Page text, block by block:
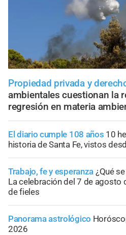
Propiedad privada y
ambientales cuestionan la
regresión en materia
El diario cumple 108 años 10
historia de Santa Fe, vistos
Trabajo, fe y esperanza ¿Qué
La celebración del 7 de agosto
de fieles
Panorama astrológico
2026